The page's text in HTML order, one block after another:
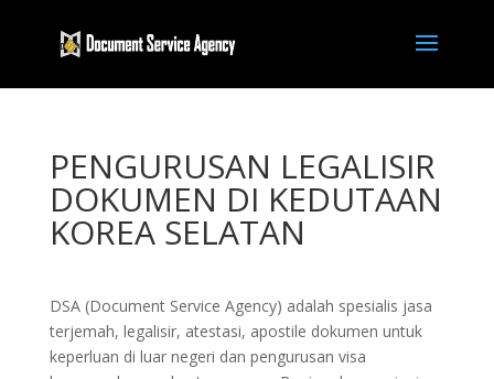
PENGURUSAN LEGALISIR
DOKUMEN DI KEDUTAAN
KOREA SELATAN
DSA (Document Service Agency) adalah spesialis jasa
terjemah, legalisir, atestasi, apostile dokumen untuk
keperluan di luar negeri dan pengurusan visa